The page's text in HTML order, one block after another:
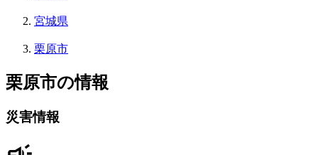
宮城県
栗原市
栗原市の情報
災害情報